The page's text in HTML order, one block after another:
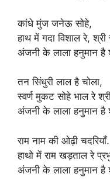
कांधे मुंज जनेऊ सोहे,
हाथ में गदा विशाल रे, श्री
अंजनी के लाला हनुमान है
तन सिंधुरी लाल है चोला,
स्वर्ण मुकट सोहे भाल रे
अंजनी के लाला हनुमान है
राम नाम की ओढ़ी चदरियाँ.
हाथो में राम खड़ताल रे
अंजनी के लाला हनुमान है